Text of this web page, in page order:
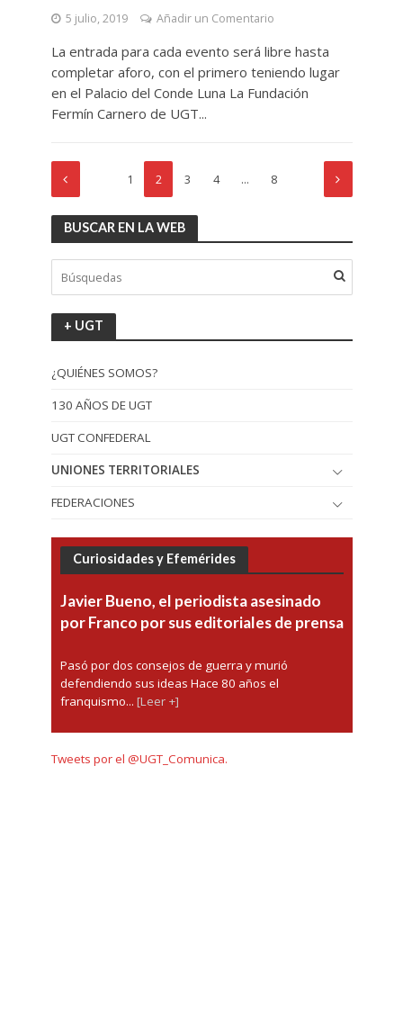
5 julio, 2019 Añadir un Comentario
La entrada para cada evento será libre hasta
completar aforo, con el primero teniendo lugar
en el Palacio del Conde Luna La Fundación
Fermín Carnero de UGT...
1 2 3 4 … 8
BUSCAR EN LA WEB
+ UGT
¿QUIÉNES SOMOS?
130 AÑOS DE UGT
UGT CONFEDERAL
UNIONES TERRITORIALES
FEDERACIONES
Curiosidades y Efemérides
Javier Bueno, el periodista asesinado
por Franco por sus editoriales de prensa
Pasó por dos consejos de guerra y murió
defendiendo sus ideas Hace 80 años el
franquismo... [Leer +]
Tweets por el @UGT_Comunica.